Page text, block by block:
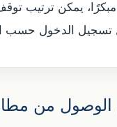
مبكرًا، يمكن ترتيب
تسجيل الدخول حسب
من مطار